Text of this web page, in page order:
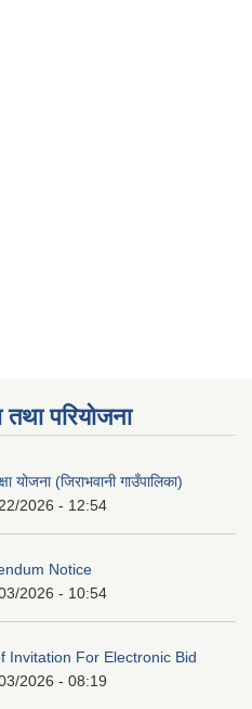
तथा परियोजना
योजना (जिराभवानी गाउँपालिका)
2026 - 12:54
Notice
2026 - 10:54
Invitation For Electronic Bid
2026 - 08:19